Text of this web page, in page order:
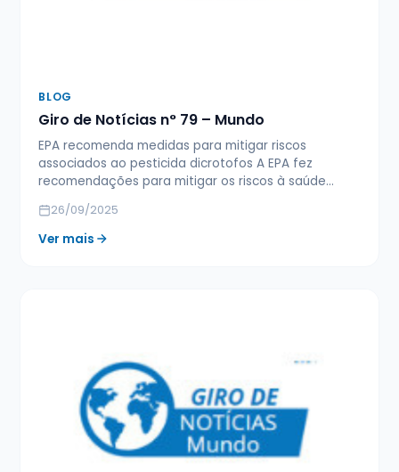
BLOG
Giro de Notícias n° 79 – Mundo
EPA recomenda medidas para mitigar riscos
associados ao pesticida dicrotofos A EPA fez
recomendações para mitigar os riscos à saúde…
26/09/2025
Ver mais